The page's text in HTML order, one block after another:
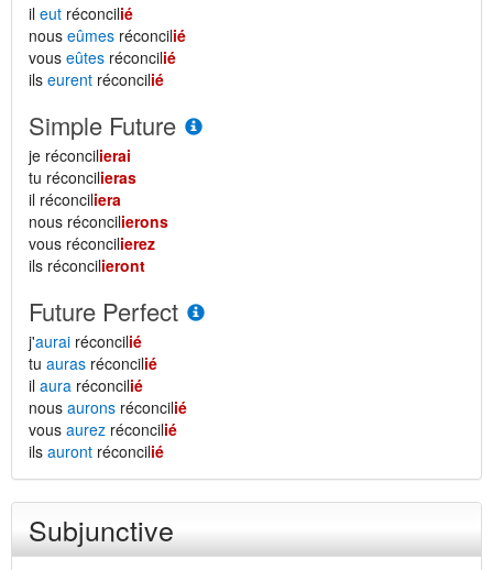
il eut réconcilié
nous eûmes réconcilié
vous eûtes réconcilié
ils eurent réconcilié
Simple Future
je réconcilierai
tu réconcilieras
il réconciliera
nous réconcilierons
vous réconcilierez
ils réconcilieront
Future Perfect
j'aurai réconcilié
tu auras réconcilié
il aura réconcilié
nous aurons réconcilié
vous aurez réconcilié
ils auront réconcilié
Subjunctive